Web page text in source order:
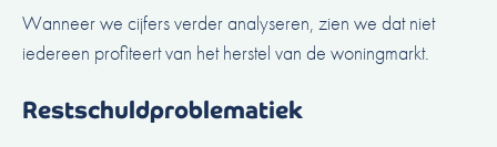
Wanneer we cijfers verder analyseren, zien we dat niet
iedereen profiteert van het herstel van de woningmarkt.
Restschuldproblematiek